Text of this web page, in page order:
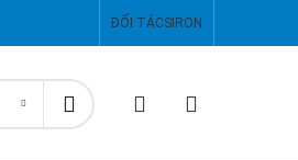
ĐỐI TÁCSIRON